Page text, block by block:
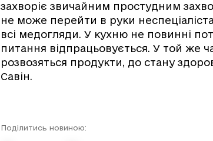
захворіє звичайним простудним
не може перейти в руки
всі медогляди. У кухню не повинні
питання відпрацьовується. У той же
розвозяться продукти, до стану
Савін.
Поділитись новиною: